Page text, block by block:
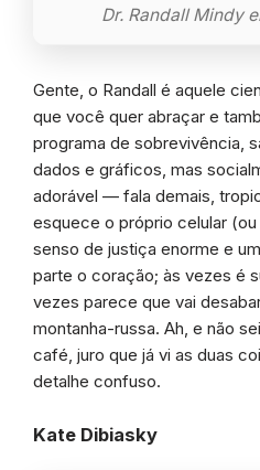
Dr. Randall Mindy
Gente, o Randall é aquele
que você quer abraçar e
programa de sobrevivência,
dados e gráficos, mas
adorável — fala demais,
esquece o próprio celular
senso de justiça enorme e
parte o coração; às vezes é
vezes parece que vai
montanha-russa. Ah, e não
café, juro que já vi as duas
detalhe confuso.
Kate Dibiasky